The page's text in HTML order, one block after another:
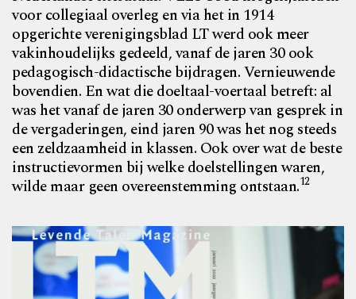
voor collegiaal overleg en via het in 1914
opgerichte verenigingsblad LT werd ook meer
vakinhoudelijks gedeeld, vanaf de jaren 30 ook
pedagogisch-didactische bijdragen. Vernieuwende
bovendien. En wat die doeltaal-voertaal betreft: al
was het vanaf de jaren 30 onderwerp van gesprek in
de vergaderingen, eind jaren 90 was het nog steeds
een zeldzaamheid in klassen. Ook over wat de beste
instructievormen bij welke doelstellingen waren,
wilde maar geen overeenstemming ontstaan.12